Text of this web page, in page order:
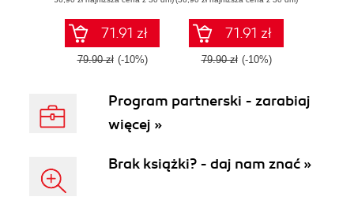
71.91 zł
79.90 zł (-10%)
71.91 zł
79.90 zł (-10%)
Program partnerski - zarabiaj
więcej »
Brak książki? - daj nam znać »